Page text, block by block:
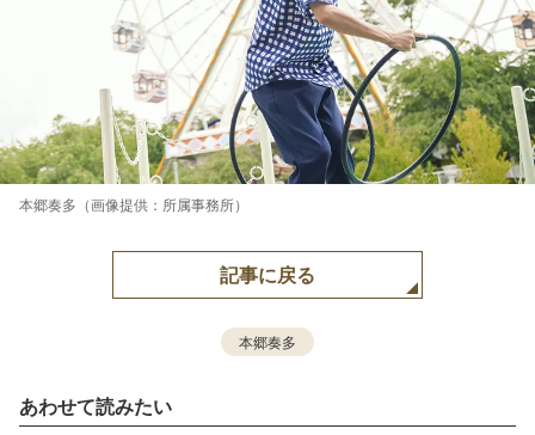
本郷奏多（画像提供：所属事務所）
記事に戻る
本郷奏多
あわせて読みたい